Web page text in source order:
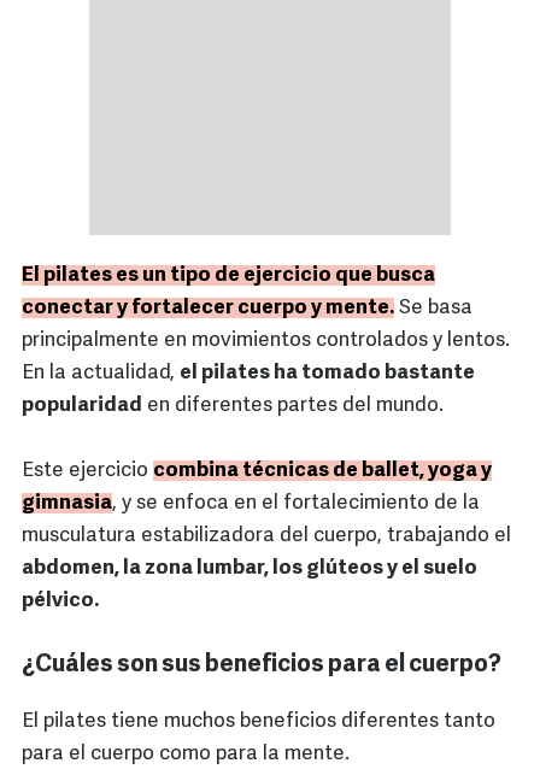
El pilates es un tipo de ejercicio que busca
conectar y fortalecer cuerpo y mente. Se basa
principalmente en movimientos controlados y lentos.
En la actualidad, el pilates ha tomado bastante
popularidad en diferentes partes del mundo.
Este ejercicio combina técnicas de ballet, yoga y
gimnasia, y se enfoca en el fortalecimiento de la
musculatura estabilizadora del cuerpo, trabajando el
abdomen, la zona lumbar, los glúteos y el suelo
pélvico.
¿Cuáles son sus beneficios para el cuerpo?
El pilates tiene muchos beneficios diferentes tanto
para el cuerpo como para la mente.